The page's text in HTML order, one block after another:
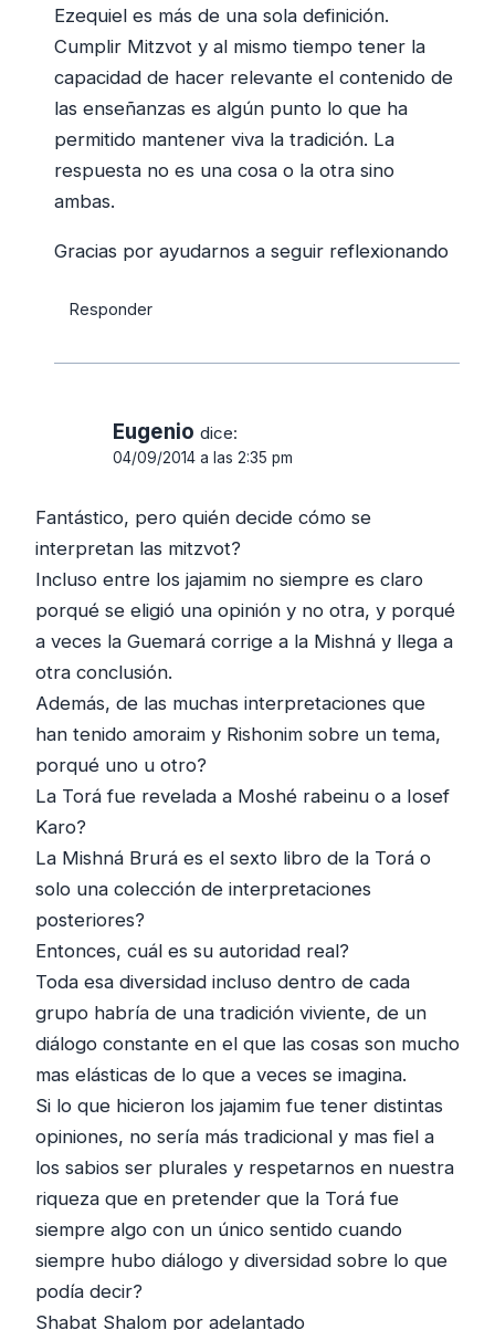
Ezequiel es más de una sola definición.
Cumplir Mitzvot y al mismo tiempo tener la
capacidad de hacer relevante el contenido de
las enseñanzas es algún punto lo que ha
permitido mantener viva la tradición. La
respuesta no es una cosa o la otra sino
ambas.
Gracias por ayudarnos a seguir reflexionando
Responder
Eugenio dice:
04/09/2014 a las 2:35 pm
Fantástico, pero quién decide cómo se
interpretan las mitzvot?
Incluso entre los jajamim no siempre es claro
porqué se eligió una opinión y no otra, y porqué
a veces la Guemará corrige a la Mishná y llega a
otra conclusión.
Además, de las muchas interpretaciones que
han tenido amoraim y Rishonim sobre un tema,
porqué uno u otro?
La Torá fue revelada a Moshé rabeinu o a Iosef
Karo?
La Mishná Brurá es el sexto libro de la Torá o
solo una colección de interpretaciones
posteriores?
Entonces, cuál es su autoridad real?
Toda esa diversidad incluso dentro de cada
grupo habría de una tradición viviente, de un
diálogo constante en el que las cosas son mucho
mas elásticas de lo que a veces se imagina.
Si lo que hicieron los jajamim fue tener distintas
opiniones, no sería más tradicional y mas fiel a
los sabios ser plurales y respetarnos en nuestra
riqueza que en pretender que la Torá fue
siempre algo con un único sentido cuando
siempre hubo diálogo y diversidad sobre lo que
podía decir?
Shabat Shalom por adelantado